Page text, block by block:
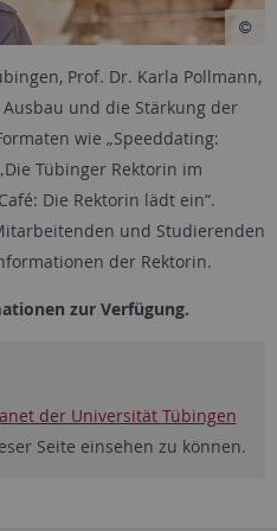
Prof. Dr. Karla Pollmann,
und die Stärkung der
wie „Speeddating:
Tübinger Rektorin im
Die Rektorin lädt ein“.
und Studierenden
der Rektorin.
zur Verfügung.
der Universität Tübingen
Seite einsehen zu können.